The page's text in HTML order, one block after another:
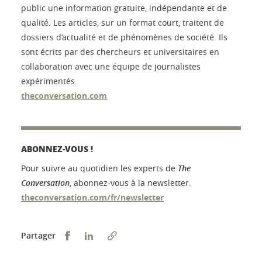
public une information gratuite, indépendante et de
qualité. Les articles, sur un format court, traitent de
dossiers d’actualité et de phénomènes de société. Ils
sont écrits par des chercheurs et universitaires en
collaboration avec une équipe de journalistes
expérimentés.
theconversation.com
ABONNEZ-VOUS !
Pour suivre au quotidien les experts de The
Conversation, abonnez-vous à la newsletter.
theconversation.com/fr/newsletter
Partager Partager sur Facebook
Partager sur LinkedIn